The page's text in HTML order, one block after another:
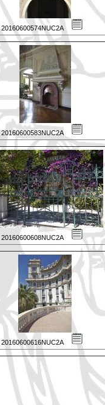
20160600574NUC2A
20160600583NUC2A
20160600608NUC2A
20160600616NUC2A